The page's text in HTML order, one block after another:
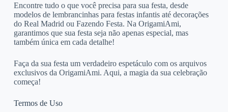
Encontre tudo o que você precisa para sua festa, desde
modelos de lembrancinhas para festas infantis até decorações
do Real Madrid ou Fazendo Festa. Na OrigamiAmi,
garantimos que sua festa seja não apenas especial, mas
também única em cada detalhe!
Faça da sua festa um verdadeiro espetáculo com os arquivos
exclusivos da OrigamiAmi. Aqui, a magia da sua celebração
começa!
Termos de Uso